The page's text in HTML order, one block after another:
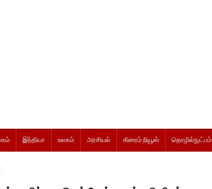
இந்தியா உலகம் அரசியல் கிரைம் நியூஸ் தொழில்நுட்பம்